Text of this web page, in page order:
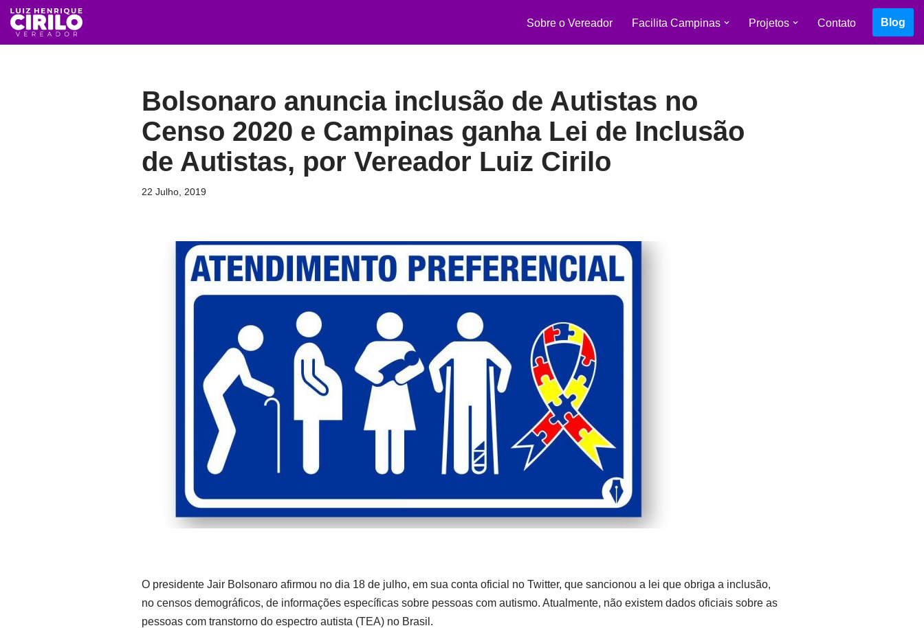
Avançar
Sobre o Vereador Facilita Campinas Projetos Contato Blog
Bolsonaro anuncia inclusão de Autistas no
Censo 2020 e Campinas ganha Lei de Inclusão
de Autistas, por Vereador Luiz Cirilo
22 Julho, 2019
O presidente Jair Bolsonaro afirmou no dia 18 de julho, em sua conta oficial no Twitter, que sancionou a lei que obriga a inclusão,
no censos demográficos, de informações específicas sobre pessoas com autismo. Atualmente, não existem dados oficiais sobre as
pessoas com transtorno do espectro autista (TEA) no Brasil.